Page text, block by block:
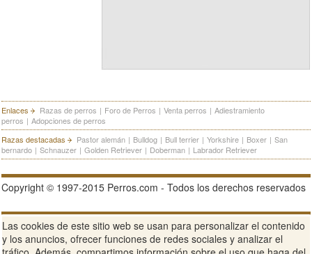
Enlaces Razas de perros | Foro de Perros | Venta perros | Adiestramiento
perros | Adopciones de perros
Razas destacadas
Pastor alemán | Bulldog | Bull terrier | Yorkshire | Boxer | San
bernardo | Schnauzer | Golden Retriever | Doberman | Labrador Retriever
Copyright © 1997-2015 Perros.com - Todos los derechos reservados
Publicidad en Perros.com | Contacte | Aviso Legal Política de
privacidad | Condiciones de uso
Las cookies de este sitio web se usan para personalizar el contenido
y los anuncios, ofrecer funciones de redes sociales y analizar el